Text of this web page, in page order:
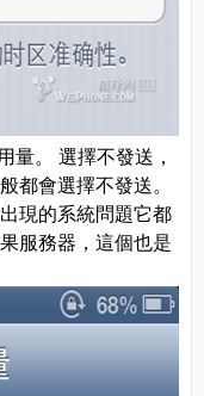
。 選擇不發送，
都會選擇不發送。
現的系統問題它都
服務器，這個也是